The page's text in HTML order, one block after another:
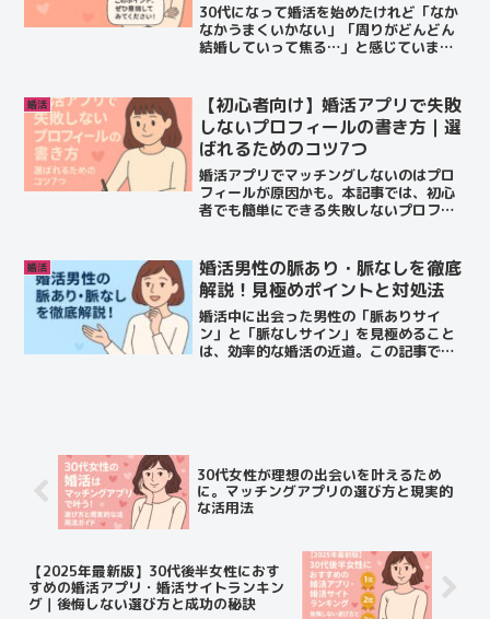
30代になって婚活を始めたけれど「なか
なかうまくいかない」「周りがどんどん
結婚していって焦る…」と感じていませ
ポイントを解説します。実践的なアドバ
イスや心の持ちようまでしっかり紹介し
ているので、婚活に悩むあなたにきっと
役立つはずです。
婚活
【初心者向け】婚活アプリで失敗
しないプロフィールの書き方｜選
ばれるためのコツ7つ
婚活アプリでマッチングしないのはプロ
フィールが原因かも。本記事では、初心
者でも簡単にできる失敗しないプロフィ
婚活
婚活男性の脈あり・脈なしを徹底
解説！見極めポイントと対処法
婚活中に出会った男性の「脈ありサイ
ン」と「脈なしサイン」を見極めること
は、効率的な婚活の近道。この記事で
30代女性が理想の出会いを叶えるため
に。マッチングアプリの選び方と現実的
な活用法
【2025年最新版】30代後半女性におす
すめの婚活アプリ・婚活サイトランキン
グ｜後悔しない選び方と成功の秘訣